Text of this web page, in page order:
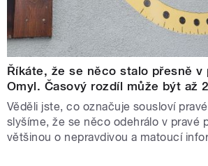
Říkáte, že se něco stalo přesně v
Omyl. Časový rozdíl může být až
Věděli jste, co označuje sousloví
slyšíme, že se něco odehrálo v pravé
většinou o nepravdivou a matoucí